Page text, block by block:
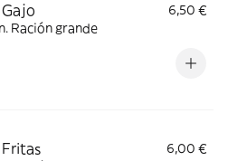
6,50 €
Ración grande
6,00 €